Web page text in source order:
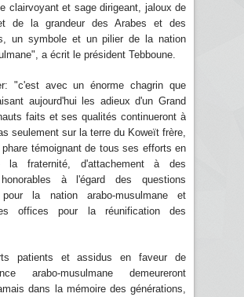
clairvoyant et sage dirigeant, jaloux de
de la grandeur des Arabes et des
un symbole et un pilier de la nation
a écrit le président Tebboune.
"c'est avec un énorme chagrin que
aujourd'hui les adieux d'un Grand
faits et ses qualités continueront à
seulement sur la terre du Koweït frère,
témoignant de tous ses efforts en
la fraternité, d'attachement à des
à l'égard des questions
la nation arabo-musulmane et
offices pour la réunification des
patients et assidus en faveur de
arabo-musulmane demeureront
dans la mémoire des générations,